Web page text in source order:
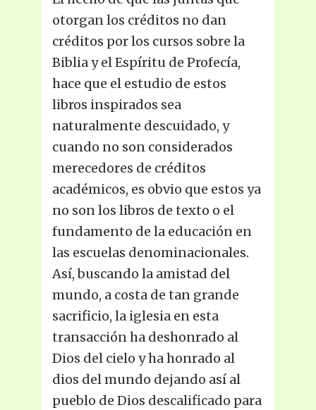
otorgan los créditos no dan
créditos por los cursos sobre la
Biblia y el Espíritu de Profecía,
hace que el estudio de estos
libros inspirados sea
naturalmente descuidado, y
cuando no son considerados
merecedores de créditos
académicos, es obvio que estos ya
no son los libros de texto o el
fundamento de la educación en
las escuelas denominacionales.
Así, buscando la amistad del
mundo, a costa de tan grande
sacrificio, la iglesia en esta
transacción ha deshonrado al
Dios del cielo y ha honrado al
dios del mundo dejando así al
pueblo de Dios descalificado para